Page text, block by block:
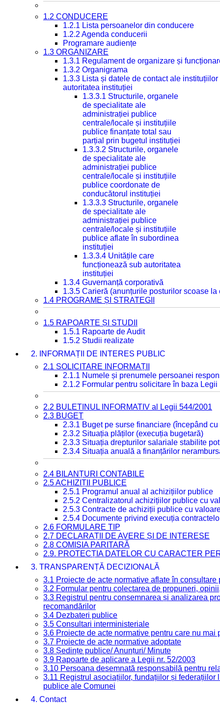
1.2 CONDUCERE
1.2.1 Lista persoanelor din conducere
1.2.2 Agenda conducerii
Programare audiențe
1.3 ORGANIZARE
1.3.1 Regulament de organizare și
1.3.2 Organigrama
1.3.3 Lista și datele de contact ale
autoritatea instituției
1.3.3.1 Structurile, organele
de specialitate ale
administrației publice
centrale/locale și instituțiile
publice finanțate total sau
parțial prin bugetul instituției
1.3.3.2 Structurile, organele
de specialitate ale
administrației publice
centrale/locale și instituțiile
publice coordonate de
conducătorul instituției
1.3.3.3 Structurile, organele
de specialitate ale
administrației publice
centrale/locale și instituțiile
publice aflate în subordinea
instituției
1.3.3.4 Unitățile care
funcționează sub autoritatea
instituției
1.3.4 Guvernanță corporativă
1.3.5 Carieră (anunțurile posturilor scoase la
1.4 PROGRAME ȘI STRATEGII
1.5 RAPOARTE ȘI STUDII
1.5.1 Rapoarte de Audit
1.5.2 Studii realizate
2. INFORMAȚII DE INTERES PUBLIC
2.1 SOLICITARE INFORMAȚII
2.1.1 Numele și prenumele persoanei
2.1.2 Formular pentru solicitare în baza Legii
2.2 BULETINUL INFORMATIV al Legii 544/2001
2.3 BUGET
2.3.1 Buget pe surse financiare (începând
2.3.2 Situația plăților (execuția bugetară)
2.3.3 Situația drepturilor salariale stabilite
2.3.4 Situația anuală a finanțărilor
2.4 BILANȚURI CONTABILE
2.5 ACHIZIȚII PUBLICE
2.5.1 Programul anual al achizițiilor publice
2.5.2 Centralizatorul achizițiilor publice cu
2.5.3 Contracte de achiziții publice cu
2.5.4 Documente privind execuția
2.6 FORMULARE TIP
2.7 DECLARAȚII DE AVERE ȘI DE INTERESE
2.8 COMISIA PARITARĂ
2.9. PROTECȚIA DATELOR CU CARACTER
3. TRANSPARENȚĂ DECIZIONALĂ
3.1 Proiecte de acte normative aflate în consultare
3.2 Formular pentru colectarea de propuneri,
3.3 Registrul pentru consemnarea și analizarea
recomandărilor
3.4 Dezbateri publice
3.5 Consultari interministeriale
3.6 Proiecte de acte normative pentru care nu mai
3.7 Proiecte de acte normative adoptate
3.8 Ședințe publice/ Anunțuri/ Minute
3.9 Rapoarte de aplicare a Legii nr. 52/2003
3.10 Persoana desemnată responsabilă pentru
3.11 Registrul asociațiilor, fundațiilor și federațiilor
publice ale Comunei
4. Contact